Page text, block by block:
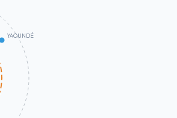
YAOUNDÉ